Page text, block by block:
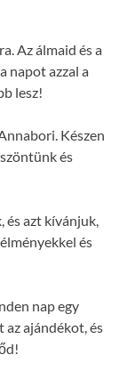
Az álmaid és a
napot azzal a
lesz!
Készen
és
és azt kívánjuk,
és
nap egy
az ajándékot, és